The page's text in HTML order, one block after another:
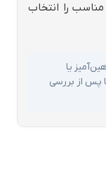
مناسب را انتخاب
یا
پس از بررسی